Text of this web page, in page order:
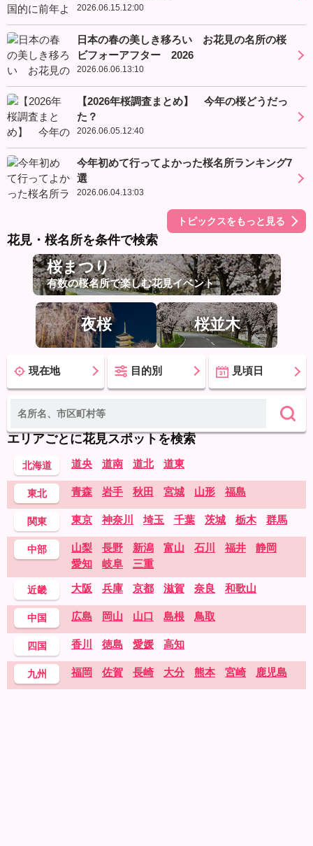
2026.06.15.12:00
日本の春の美しき移ろい お花見の名所の桜
ビフォーアフター 2026
2026.06.06.13:10
【2026年桜調査まとめ】 今年の桜どうだっ
た？
2026.06.05.12:40
今年初めて行ってよかった桜名所ランキング7
選
2026.06.04.13:03
トピックスをもっと見る
花見・桜名所を条件で検索
桜まつり
有数の桜名所で楽しむ花見イベント
夜桜 桜並木
現在地 目的別 見頃日
エリアごとに花見スポットを検索
北海道 道央 道南 道北 道東
東北 青森 岩手 秋田 宮城 山形 福島
関東 東京 神奈川 埼玉 千葉 茨城 栃木 群馬
中部 山梨 長野 新潟 富山 石川 福井
静岡
愛知
岐阜 三重
近畿 大阪 兵庫 京都 滋賀 奈良 和歌山
中国 広島 岡山 山口 島根 鳥取
四国 香川 徳島 愛媛 高知
九州 福岡 佐賀 長崎 大分 熊本 宮崎 鹿児島